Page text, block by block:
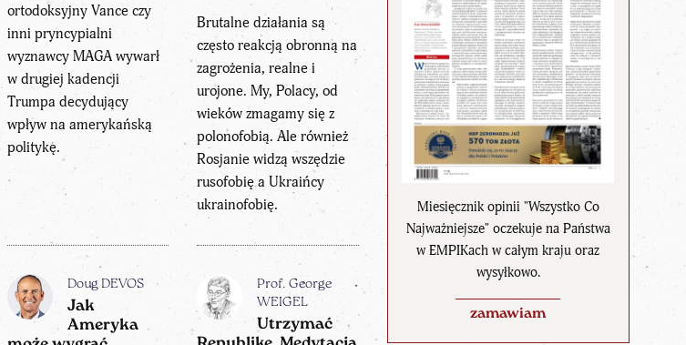
Miesięcznik opinii "Wszystko Co
Najważniejsze" oczekuje na Państwa
w EMPIKach w całym kraju oraz
wysyłkowo.
zamawiam
ortodoksyjny Vance czy
inni pryncypialni
wyznawcy MAGA wywarł
w drugiej kadencji
Trumpa decydujący
wpływ na amerykańską
politykę.
Brutalne działania są
często reakcją obronną na
zagrożenia, realne i
urojone. My, Polacy, od
wieków zmagamy się z
polonofobią. Ale również
Rosjanie widzą wszędzie
rusofobię a Ukraińcy
ukrainofobię.
Doug DEVOS
Jak
Ameryka
Prof. George
WEIGEL
Utrzymać